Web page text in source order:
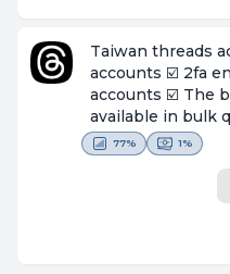
Taiwan threads
accounts ☑️ 2fa
accounts ☑️ The
available in bulk
77% 1%